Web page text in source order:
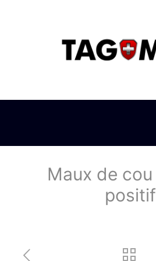
Maux de
positif